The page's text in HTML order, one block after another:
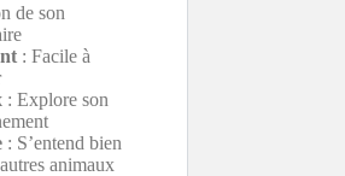
de son
: Facile à
: Explore son
: S’entend bien
animaux